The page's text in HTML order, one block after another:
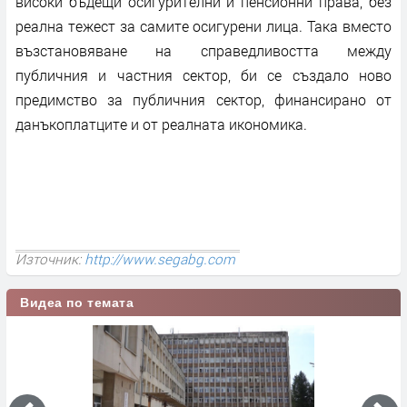
реална тежест за самите осигурени лица. Така вместо
възстановяване на справедливостта между
публичния и частния сектор, би се създало ново
предимство за публичния сектор, финансирано от
данъкоплатците и от реалната икономика.
Източник:http://www.segabg.com
Видеа по темата